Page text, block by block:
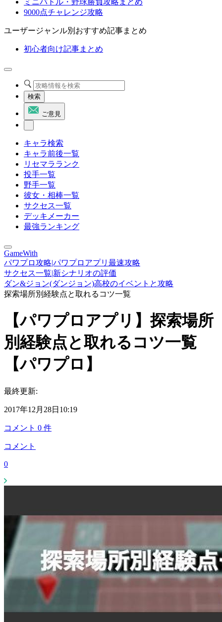
ミニバトル・野球勝負攻略まとめ
9000点チャレンジ攻略
ユーザージャンル別おすすめ記事まとめ
初心者向け記事まとめ
検索
ご意見
キャラ検索
キャラ前後一覧
リセマラランク
投手一覧
野手一覧
彼女・相棒一覧
サクセス一覧
デッキメーカー
最強ランキング
GameWith
パワプロ攻略|パワプロアプリ最速攻略
サクセス一覧|新シナリオの評価
ダン&ジョン(ダンジョン)高校のイベントと攻略
探索場所別経験点と取れるコツ一覧
【パワプロアプリ】探索場所
別経験点と取れるコツ一覧
【パワプロ】
最終更新:
2017年12月28日10:19
コメント 0 件
コメント
0